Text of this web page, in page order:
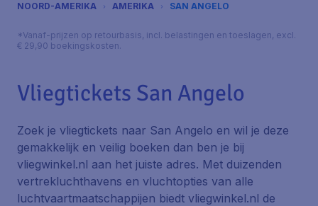
NOORD-AMERIKA AMERIKA SAN ANGELO
*Vanaf-prijzen op retourbasis, incl. belastingen en toeslagen, excl.
€ 29,90 boekingskosten.
Vliegtickets San Angelo
Zoek je vliegtickets naar San Angelo en wil je deze
gemakkelijk en veilig boeken dan ben je bij
vliegwinkel.nl aan het juiste adres. Met duizenden
vertrekluchthavens en vluchtopties van alle
luchtvaartmaatschappijen biedt vliegwinkel.nl de